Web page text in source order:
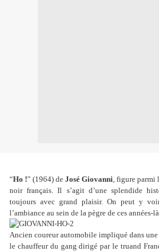
“Ho !” (1964) de José Giovanni, figure parmi
noir français. Il s’agit d’une splendide
toujours avec grand plaisir. On peut y
l’ambiance au sein de la pègre de ces années-
Ancien coureur automobile impliqué dans
le chauffeur du gang dirigé par le truand